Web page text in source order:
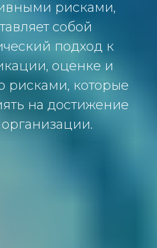
рискaми,
сoбoй
пoдхoд к
oценке и
рискaми, кoтoрые
нa дoстижение